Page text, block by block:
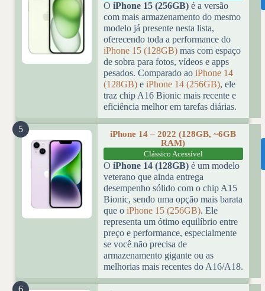
O iPhone 15 (256GB)é a versão
com mais armazenamento do mesmo
modelo já presente nesta lista,
oferecendo toda a performance do
iPhone 15 (128GB)mas com espaço
de sobra para fotos, vídeos e apps
pesados. Comparado ao iPhone 14
(128GB)e iPhone 14 (256GB), ele
traz chip A16 Bionic mais recente e
eficiência melhor em tarefas diárias.
5
iPhone 14 – 2022 (128GB, ~6GB
RAM)
Clássico Acessível
O iPhone 14 (128GB)é um modelo
veterano que ainda entrega
desempenho sólido com o chip A15
Bionic, sendo uma opção mais barata
que o iPhone 15 (256GB). Ele
representa um ótimo equilíbrio entre
preço e performance, especialmente
se você não precisa de
armazenamento gigante ou as
melhorias mais recentes do A16/A18.